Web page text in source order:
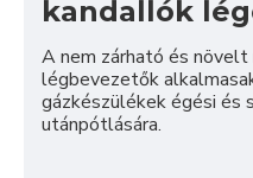
kandallók
A nem zárható és növelt
légbevezetők
gázkészülékek égési és
utánpótlására.